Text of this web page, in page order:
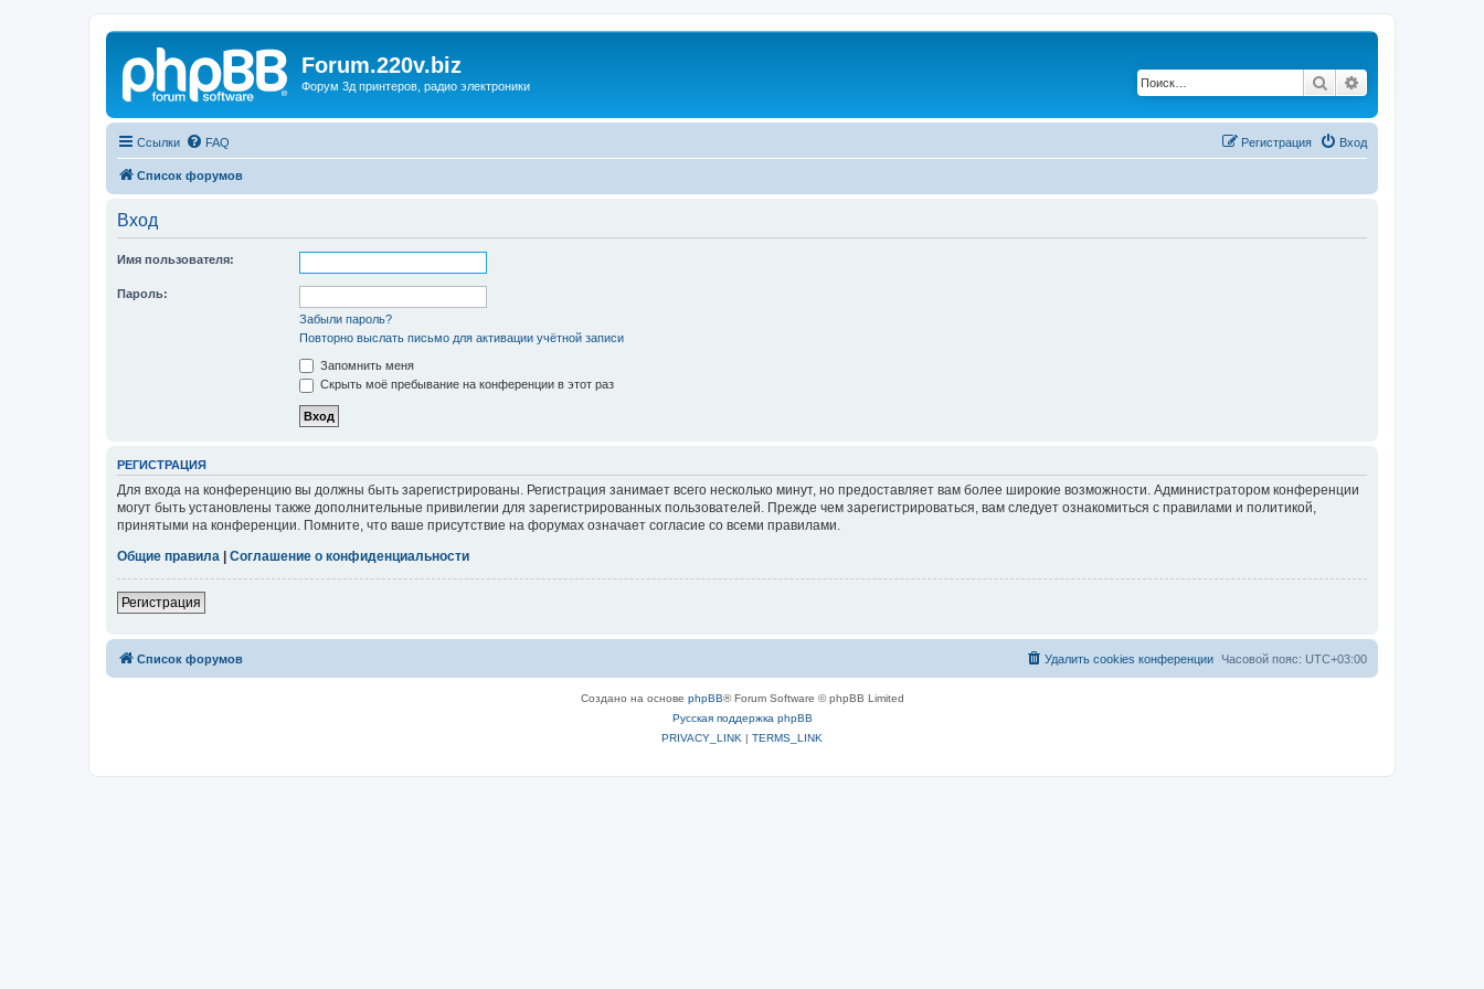
Forum.220v.biz
Форум 3д принтеров, радио электроники Поиск
Ссылки FAQ Вход
Регистрация
Список форумов
Вход
Имя пользователя:
Пароль:
Забыли пароль?
Повторно выслать письмо для активации учётной записи
Запомнить меня
Скрыть моё пребывание на конференции в этот раз
РЕГИСТРАЦИЯ
Для входа на конференцию вы должны быть зарегистрированы. Регистрация занимает всего несколько минут, но предоставляет вам более широкие возможности. Администратором конференции
могут быть установлены также дополнительные привилегии для зарегистрированных пользователей. Прежде чем зарегистрироваться, вам следует ознакомиться с правилами и политикой,
принятыми на конференции. Помните, что ваше присутствие на форумах означает согласие со всеми правилами.
Общие правила
Соглашение о конфиденциальности
Регистрация
Список форумов Часовой пояс: UTC+03:00
Удалить cookies конференции
Создано на основе phpBB® Forum Software © phpBB Limited
Русская поддержка phpBB
PRIVACY_LINK | TERMS_LINK